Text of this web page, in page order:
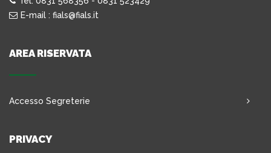
E-mail : fials@fials.it
AREA RISERVATA
Accesso Segreterie
PRIVACY